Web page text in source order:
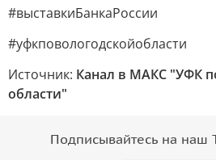
#выставкиБанкаРоссии
#уфкповологодскойобласти
Источник: Канал в МАКС "УФК
области"
Подписывайтесь на наш